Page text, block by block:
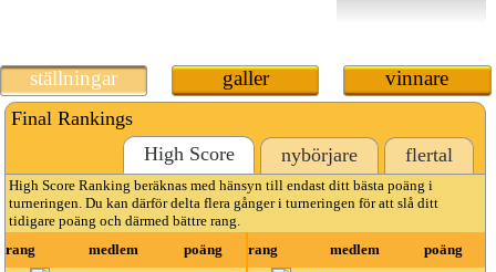
ställningar galler vinnare
Final Rankings
High Score
nybörjare flertal
High Score Ranking beräknas med hänsyn till endast ditt bästa poäng i
turneringen. Du kan därför delta flera gånger i turneringen för att slå ditt
tidigare poäng och därmed bättre rang.
rang
medlem poäng rang medlem
poäng